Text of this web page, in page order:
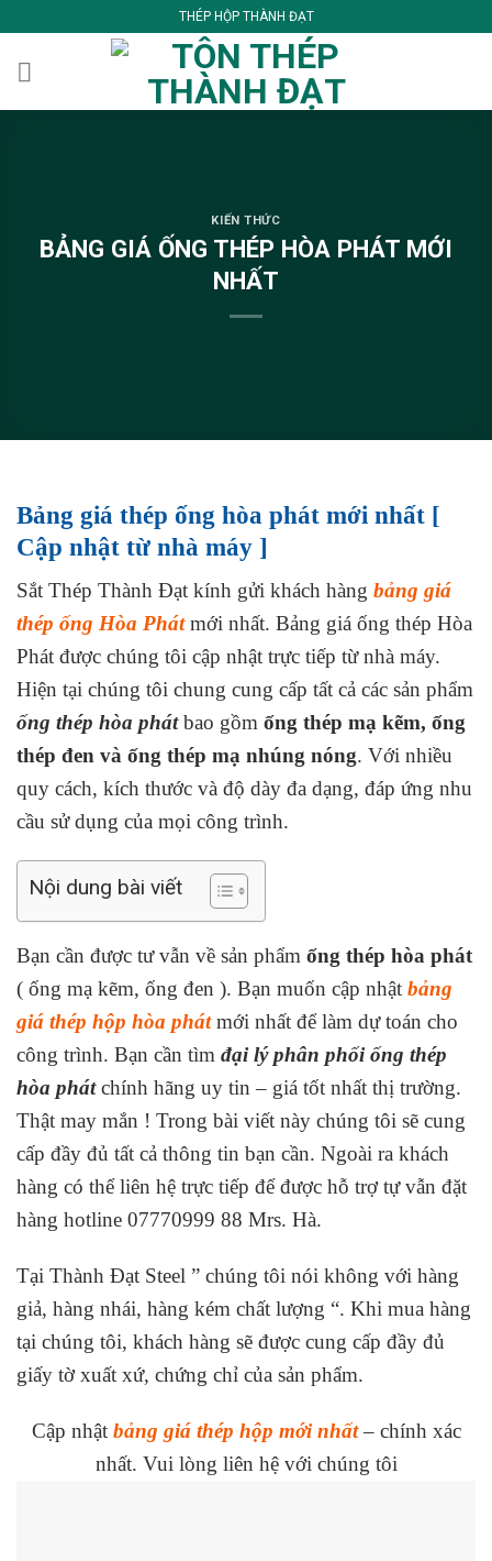
to
content
THÉP HỘP THÀNH ĐẠT
KIẾN THỨC
BẢNG GIÁ ỐNG THÉP HÒA PHÁT MỚI
NHẤT
Bảng giá thép ống hòa phát mới nhất [
Cập nhật từ nhà máy ]
Sắt Thép Thành Đạt kính gửi khách hàng bảng giá
thép ống Hòa Phátmới nhất. Bảng giá ống thép Hòa
Phát được chúng tôi cập nhật trực tiếp từ nhà máy.
Hiện tại chúng tôi chung cung cấp tất cả các sản phẩm
ống thép hòa phátbao gồm ống thép mạ kẽm, ống
thép đen và ống thép mạ nhúng nóng. Với nhiều
quy cách, kích thước và độ dày đa dạng, đáp ứng nhu
cầu sử dụng của mọi công trình.
Nội dung bài viết
Bạn cần được tư vẫn về sản phẩm ống thép hòa phát
( ống mạ kẽm, ống đen ). Bạn muốn cập nhật bảng
giá thép hộp hòa phátmới nhất để làm dự toán cho
công trình. Bạn cần tìm đại lý phân phối ống thép
hòa phátchính hãng uy tin – giá tốt nhất thị trường.
Thật may mắn ! Trong bài viết này chúng tôi sẽ cung
cấp đầy đủ tất cả thông tin bạn cần. Ngoài ra khách
hàng có thể liên hệ trực tiếp để được hỗ trợ tự vẫn đặt
hàng hotline 07770999 88 Mrs. Hà.
Tại Thành Đạt Steel ” chúng tôi nói không với hàng
giả, hàng nhái, hàng kém chất lượng “. Khi mua hàng
tại chúng tôi, khách hàng sẽ được cung cấp đầy đủ
giấy tờ xuất xứ, chứng chỉ của sản phẩm.
Cập nhật bảng giá thép hộp mới nhất– chính xác
nhất. Vui lòng liên hệ với chúng tôi